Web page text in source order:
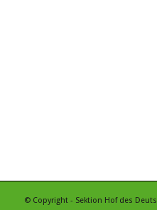
© Copyright - Sektion Hof des